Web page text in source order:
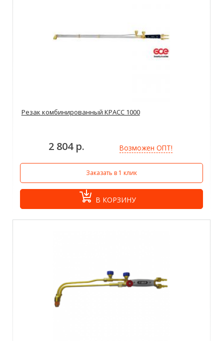
Резак комбинированный КРАСС 1000
2 804 р. Возможен ОПТ!
Заказать в 1 клик
В КОРЗИНУ